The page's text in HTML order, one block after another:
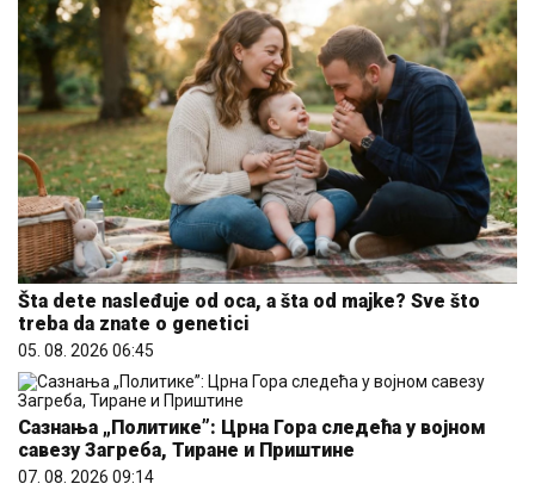
Šta dete nasleđuje od oca, a šta od majke? Sve što
treba da znate o genetici
05. 08. 2026 06:45
Сазнања „Политике”: Црна Гора следећа у војном
савезу Загреба, Тиране и Приштине
07. 08. 2026 09:14